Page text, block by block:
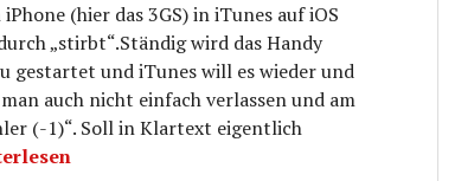
(hier das 3GS) in iTunes auf iOS
„stirbt“.Ständig wird das Handy
gestartet und iTunes will es wieder und
auch nicht einfach verlassen und am
(-1)“. Soll in Klartext eigentlich
-1 iPhone iOS 6 fixen mit Redsn0w